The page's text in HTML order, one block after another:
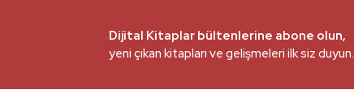
Dijital Kitaplar bültenlerine abone olun,
yeni çıkan kitapları ve gelişmeleri ilk siz duyun.